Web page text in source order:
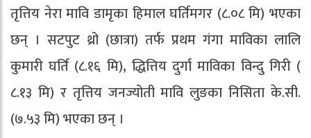
तृत्तिय नेरा मावि डामृका हिमाल घर्तिमगर (८.०८ मि) भएका
छन् । सटपुट थ्रो (छात्रा) तर्फ प्रथम गंगा माविका लालि
कुमारी घर्ति (८.१६ मि), द्धित्तिय दुर्गा माविका विन्दु गिरी (
८.१३ मि) र तृत्तिय जनज्योती मावि लुङका निसिता के.सी.
(७.५३ मि) भएका छन् ।